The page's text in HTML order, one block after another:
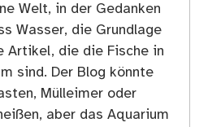
Welt, in der Gedanken
Wasser, die Grundlage
Artikel, die die Fische in
sind. Der Blog könnte
Mülleimer oder
aber das Aquarium